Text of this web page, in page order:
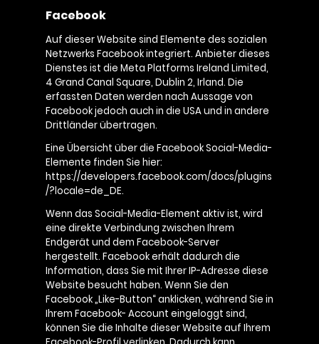
Facebook
Auf dieser Website sind Elemente des sozialen
Netzwerks Facebook integriert. Anbieter dieses
Dienstes ist die Meta Platforms Ireland Limited,
4 Grand Canal Square, Dublin 2, Irland. Die
erfassten Daten werden nach Aussage von
Facebook jedoch auch in die USA und in andere
Drittländer übertragen.
Eine Übersicht über die Facebook Social-Media-
Elemente finden Sie hier:
https://developers.facebook.com/docs/plugins
/?locale=de_DE.
Wenn das Social-Media-Element aktiv ist, wird
eine direkte Verbindung zwischen Ihrem
Endgerät und dem Facebook-Server
hergestellt. Facebook erhält dadurch die
Information, dass Sie mit Ihrer IP-Adresse diese
Website besucht haben. Wenn Sie den
Facebook „Like-Button“ anklicken, während Sie in
Ihrem Facebook- Account eingeloggt sind,
können Sie die Inhalte dieser Website auf Ihrem